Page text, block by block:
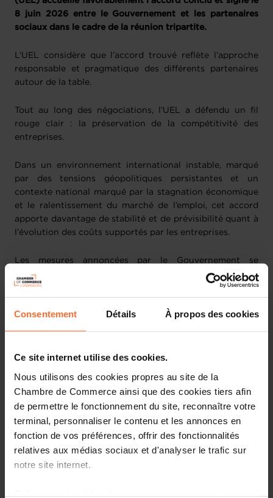
Consentement Détails À propos des cookies
Ce site internet utilise des cookies.
Nous utilisons des cookies propres au site de la
Chambre de Commerce ainsi que des cookies tiers afin
de permettre le fonctionnement du site, reconnaître votre
terminal, personnaliser le contenu et les annonces en
fonction de vos préférences, offrir des fonctionnalités
relatives aux médias sociaux et d'analyser le trafic sur
notre site internet.
8 juin 2026 entre le Gouvernement et les partenaires
sociaux dans le cadre de la réunion tripartite.
L’UEL considère que l’accord trouvé reflète l’approche
responsable et pragmatique des différents partenaires
autour de la table.
Tout au long des négociations, l’UEL a défendu un fil
rouge clair : la préservation de la compétitivité des
entreprises.
Dans un environnement international instable, marqué
par des tensions géopolitiques persistantes et un
contexte national marqué par la stagnation économique
et le ralentissement du marché de l’emploi, cet accord
apporte davantage de stabilité et de prévisibilité quant à
l’évolution des coûts supportés par les entreprises.
Les mesures annoncées par le Gouvernement se
déclinent en trois volets principaux.
Mesures énergétiques
soutenir directement le pouvoir d’achat des ménages,
mais aussi de contribuer à une modération de l’inflation.
Selon les prévisions actuelles du Statec, la prochaine
tranche indiciaire n’interviendrait ainsi pas avant mai
énergétiques, visant à garantir un espacement de douze
mois entre deux tranches indiciaires, constituait une